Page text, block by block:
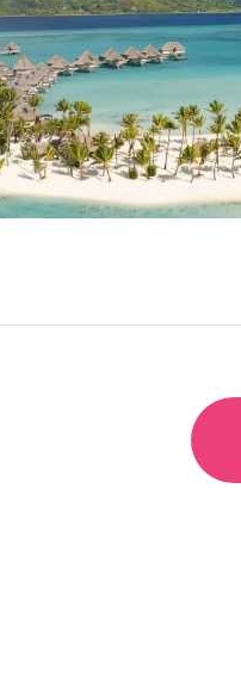
中南米・カリブ海
モルディブ・他インド洋
太平洋地域
オセアニア
ハワイ